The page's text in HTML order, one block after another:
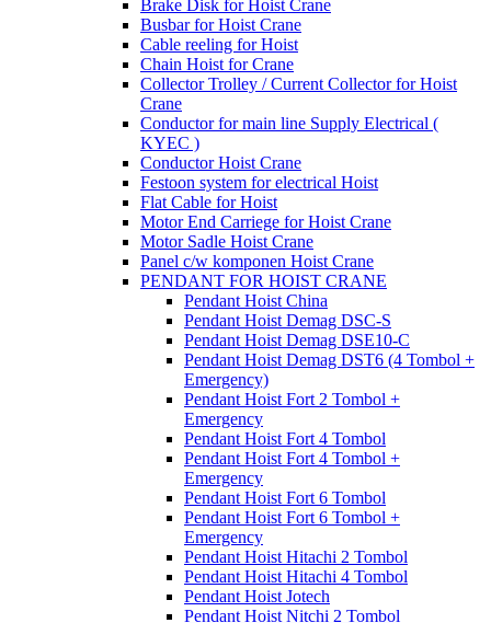
Brake Disk for Hoist Crane
Busbar for Hoist Crane
Cable reeling for Hoist
Chain Hoist for Crane
Collector Trolley / Current Collector for Hoist
Crane
Conductor for main line Supply Electrical (
KYEC )
Conductor Hoist Crane
Festoon system for electrical Hoist
Flat Cable for Hoist
Motor End Carriege for Hoist Crane
Motor Sadle Hoist Crane
Panel c/w komponen Hoist Crane
PENDANT FOR HOIST CRANE
Pendant Hoist China
Pendant Hoist Demag DSC-S
Pendant Hoist Demag DSE10-C
Pendant Hoist Demag DST6 (4 Tombol +
Emergency)
Pendant Hoist Fort 2 Tombol +
Emergency
Pendant Hoist Fort 4 Tombol
Pendant Hoist Fort 4 Tombol +
Emergency
Pendant Hoist Fort 6 Tombol
Pendant Hoist Fort 6 Tombol +
Emergency
Pendant Hoist Hitachi 2 Tombol
Pendant Hoist Hitachi 4 Tombol
Pendant Hoist Jotech
Pendant Hoist Nitchi 2 Tombol